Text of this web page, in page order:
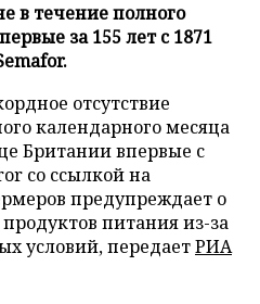
в течение полного
за 155 лет с 1871
отсутствие
календарного месяца
Британии впервые с
со ссылкой на
предупреждает о
питания из-за
условий, передаетРИА